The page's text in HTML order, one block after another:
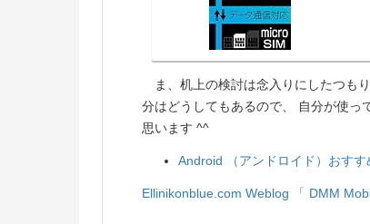
ま、机上の検討は念入りにしたつも
分はどうしてもあるので、 自分が使っ
思います ^^
Android （アンドロイド）おす
Ellinikonblue.com Weblog 「 DMM